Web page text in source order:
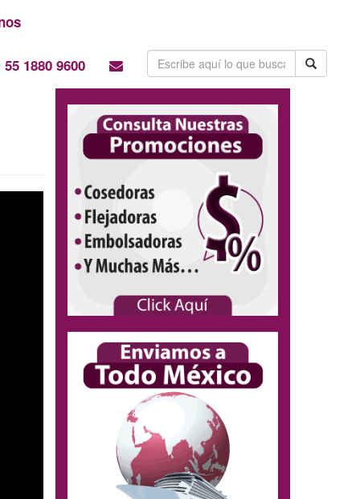
55 1880 9600